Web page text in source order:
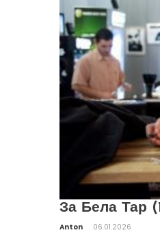
За Бела Тар
Anton 06.01.2026